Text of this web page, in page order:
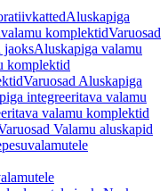
Aluskapiga
komplektidVaruosad
jaoksAluskapiga valamu
komplektid
Varuosad Aluskapiga
integreeritava valamu
valamu komplektid
Valamu aluskapid